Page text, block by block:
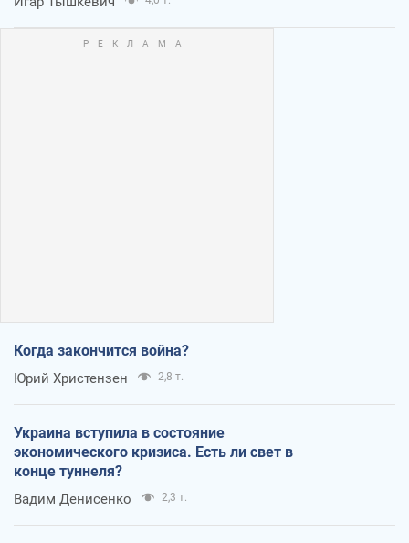
Когда закончится война?
Юрий Христензен 2,8 т.
Украина вступила в состояние
экономического кризиса. Есть ли свет в
конце туннеля?
Вадим Денисенко 2,3 т.